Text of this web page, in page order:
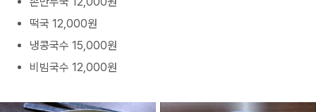
떡국 12,000원
냉콩국수 15,000원
비빔국수 12,000원